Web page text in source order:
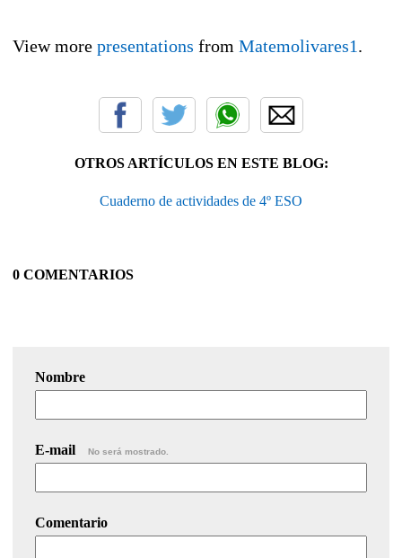
View more presentations from Matemolivares1.
OTROS ARTÍCULOS EN ESTE BLOG:
Cuaderno de actividades de 4º ESO
0 COMENTARIOS
Nombre
E-mail No será mostrado.
Comentario